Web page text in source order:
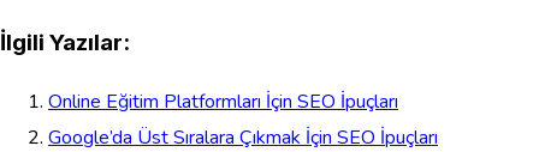
İlgili Yazılar:
Online Eğitim Platformları İçin SEO İpuçları
Google’da Üst Sıralara Çıkmak İçin SEO İpuçları